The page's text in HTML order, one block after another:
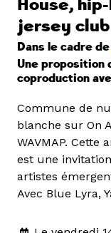
House,
jersey club
Dans le cadre de
Une proposition
coproduction
Commune de
blanche sur On
WAVMAP. Cette
est une
artistes
Avec Blue Lyra,